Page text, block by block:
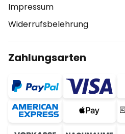
Impressum
Widerrufsbelehrung
Zahlungsarten